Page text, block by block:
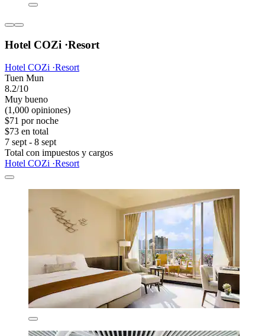
Hotel COZi ·Resort
Hotel COZi ·Resort
Tuen Mun
8.2/10
Muy bueno
(1,000 opiniones)
$71 por noche
$73 en total
7 sept - 8 sept
Total con impuestos y cargos
Hotel COZi ·Resort